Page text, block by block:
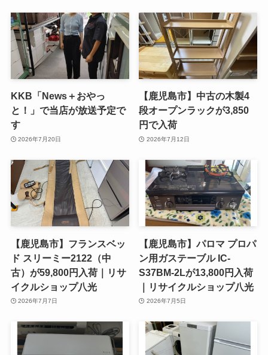
KKB「News＋おやっ
と！」で当店が放送予定で
す
2026年7月20日
【鹿児島市】中古の木製4
段オープンラックが3,850
円で入荷
2026年7月12日
【鹿児島市】フランスベッ
ド スリーミー2122（中
古）が59,800円入荷｜リサ
イクルショップ八光
2026年7月7日
【鹿児島市】パロマ プロパ
ン用ガステーブル IC-
S37BM-2Lが13,800円入荷
｜リサイクルショップ八光
2026年7月5日